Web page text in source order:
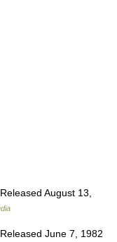
August 13,
June 7, 1982